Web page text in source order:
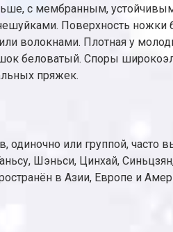
с мембранным,
Поверхность
волокнами. Плотная у
беловатый. Споры
пряжек.
одиночно или группой,
Шэньси, Цинхай,
в Азии, Европе и